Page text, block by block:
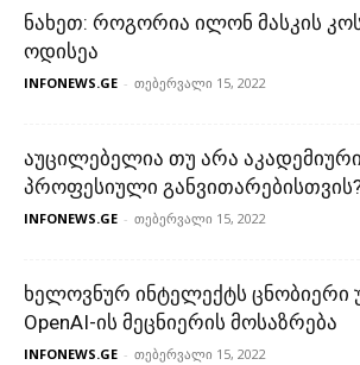
ნახეთ: როგორია ილონ მასკის
ოდისეა
INFONEWS.GE - თებერვალი 15, 2022
აუცილებელია თუ არა
პროფესიული
INFONEWS.GE - თებერვალი 15, 2022
ხელოვნურ ინტელექტს ცნობიერი
OpenAI-ის მეცნიერის მოსაზრება
INFONEWS.GE - თებერვალი 15, 2022